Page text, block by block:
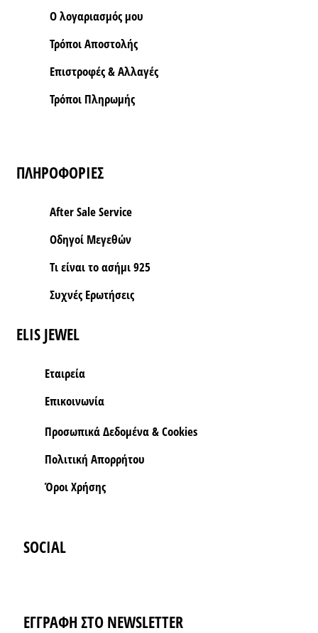
Ο λογαριασμός μου
Τρόποι Aποστολής
Επιστροφές & Αλλαγές
Τρόποι Πληρωμής
ΠΛΗΡΟΦΟΡΙΕΣ
After Sale Service
Οδηγοί Μεγεθών
Τι είναι το ασήμι 925
Συχνές Ερωτήσεις
ELIS JEWEL
Εταιρεία
Επικοινωνία
Προσωπικά Δεδομένα & Cookies
Πολιτική Απορρήτου
Όροι Xρήσης
SOCIAL
ΕΓΓΡΑΦΗ ΣΤΟ NEWSLETTER